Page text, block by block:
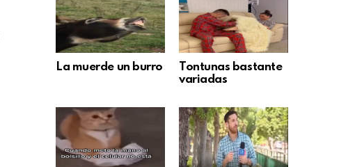
La muerde un burro
Tontunas bastante
variadas